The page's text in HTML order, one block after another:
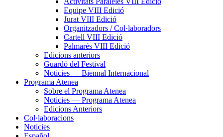
Equipe VIII Edició
Jurat VIII Edició
Organitzadors / Col·laboradors
Cartell VIII Edició
Palmarés VIII Edició
Edicions anteriors
Guardó del Festival
Noticies — Biennal Internacional
Programa Atenea
Sobre el Programa Atenea
Noticies — Programa Atenea
Edicions Anteriors
Col·laboracions
Noticies